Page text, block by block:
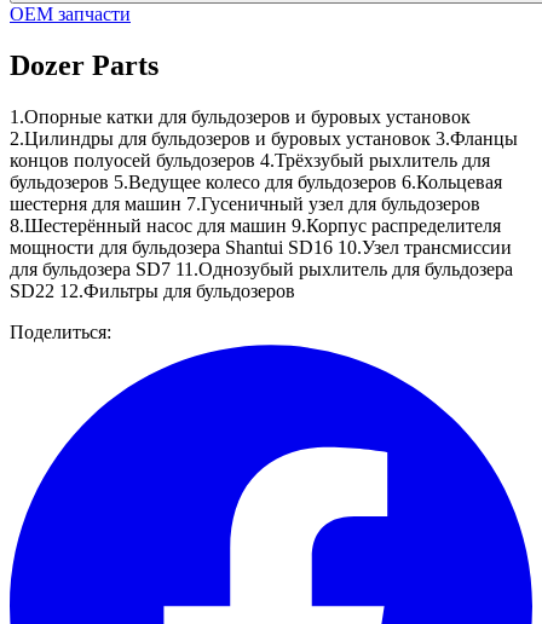
OEM запчасти
Dozer Parts
1.Опорные катки для бульдозеров и буровых установок
2.Цилиндры для бульдозеров и буровых установок 3.Фланцы
концов полуосей бульдозеров 4.Трёхзубый рыхлитель для
бульдозеров 5.Ведущее колесо для бульдозеров 6.Кольцевая
шестерня для машин 7.Гусеничный узел для бульдозеров
8.Шестерённый насос для машин 9.Корпус распределителя
мощности для бульдозера Shantui SD16 10.Узел трансмиссии
для бульдозера SD7 11.Однозубый рыхлитель для бульдозера
SD22 12.Фильтры для бульдозеров
Поделиться: